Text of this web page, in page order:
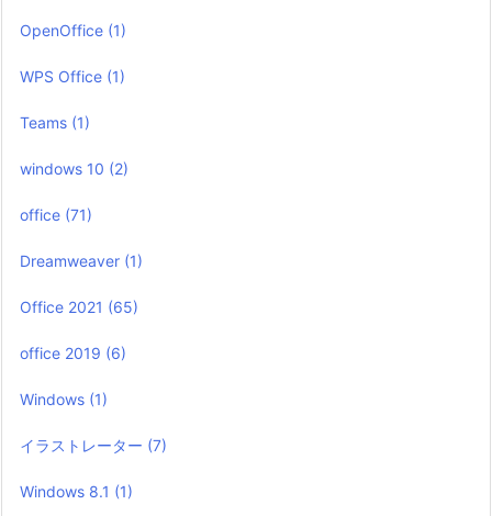
OpenOffice (1)
WPS Office (1)
Teams (1)
windows 10 (2)
office (71)
Dreamweaver (1)
Office 2021 (65)
office 2019 (6)
Windows (1)
イラストレーター (7)
Windows 8.1 (1)